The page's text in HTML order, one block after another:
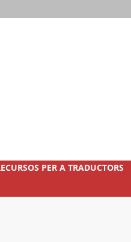
PER A TRADUCTORS